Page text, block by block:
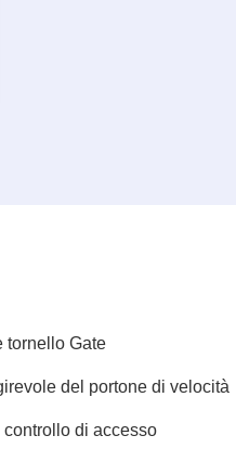
tornello Gate
del portone di velocità
controllo di accesso